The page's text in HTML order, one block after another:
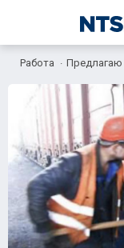
+7
Работа Предлагаю